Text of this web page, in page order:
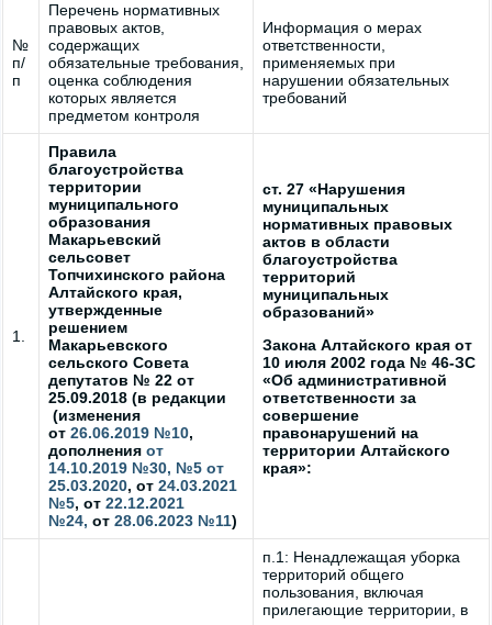
№
п/
п
Перечень нормативных
правовых актов,
содержащих
обязательные требования,
оценка соблюдения
которых является
предметом контроля
Информация о мерах
ответственности,
применяемых при
нарушении обязательных
требований
1.
Правила
благоустройства
территории
муниципального
образования
Макарьевский
сельсовет
Топчихинского района
Алтайского края,
утвержденные
решением
Макарьевского
сельского Совета
депутатов № 22 от
25.09.2018 (в редакции
(изменения
от 26.06.2019 №10,
дополнения от
14.10.2019 №30, №5 от
25.03.2020, от 24.03.2021
№5, от 22.12.2021
№24, от 28.06.2023 №11)
ст. 27 «Нарушения
муниципальных
нормативных правовых
актов в области
благоустройства
территорий
муниципальных
образований»
Закона Алтайского края от
10 июля 2002 года № 46-ЗС
«Об административной
ответственности за
совершение
правонарушений на
территории Алтайского
края»:
п.1: Ненадлежащая уборка
территорий общего
пользования, включая
прилегающие территории, в